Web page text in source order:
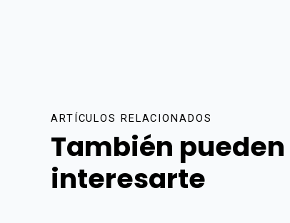
ARTÍCULOS RELACIONADOS
También pueden
interesarte